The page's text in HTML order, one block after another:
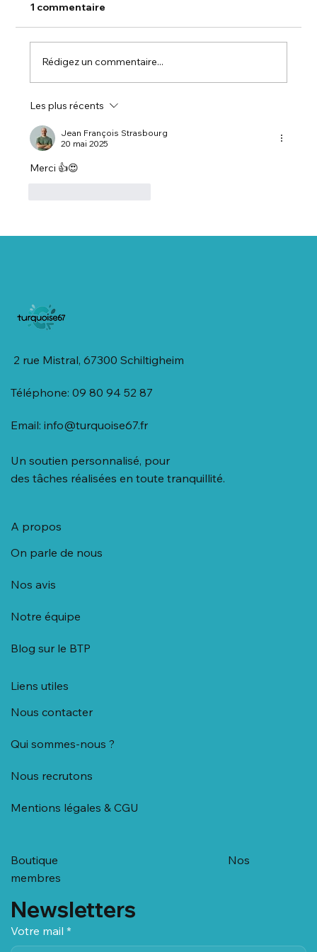
l’Habitat et des Technologies / Salon
Habitat Alsace
1 commentaire
Rédigez un commentaire...
Les plus récents
Jean François Strasbourg
20 mai 2025
Merci 👍😍
2 rue Mistral, 67300 Schiltigheim
Téléphone: 09 80 94 52 87
Email:info@turquoise67.fr
Un soutien personnalisé, pour
des tâches réalisées en toute tranquillité.
A propos
On parle de nous
Nos avis
Notre équipe
Blog sur le BTP
Liens utiles
Nous contacter
Qui sommes-nous ?
Nous recrutons
Mentions légales & CGU
Boutique
Nos
membres
Votre mail *
Newsletters